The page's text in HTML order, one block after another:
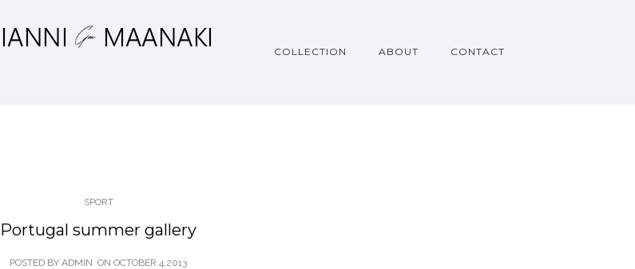
COLLECTION ABOUT CONTACT
SPORT
Portugal summer gallery
POSTED BY ADMIN ON OCTOBER 4,2013